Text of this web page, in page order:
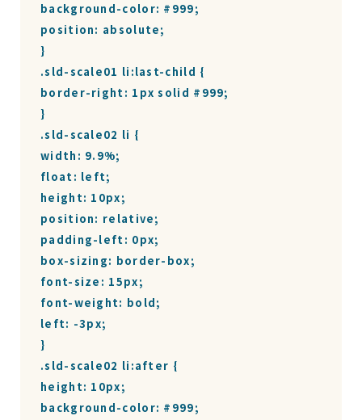
background-color: #999;
position: absolute;
}
.sld-scale01 li:last-child {
border-right: 1px solid #999;
}
.sld-scale02 li {
width: 9.9%;
float: left;
height: 10px;
position: relative;
padding-left: 0px;
box-sizing: border-box;
font-size: 15px;
font-weight: bold;
left: -3px;
}
.sld-scale02 li:after {
height: 10px;
background-color: #999;